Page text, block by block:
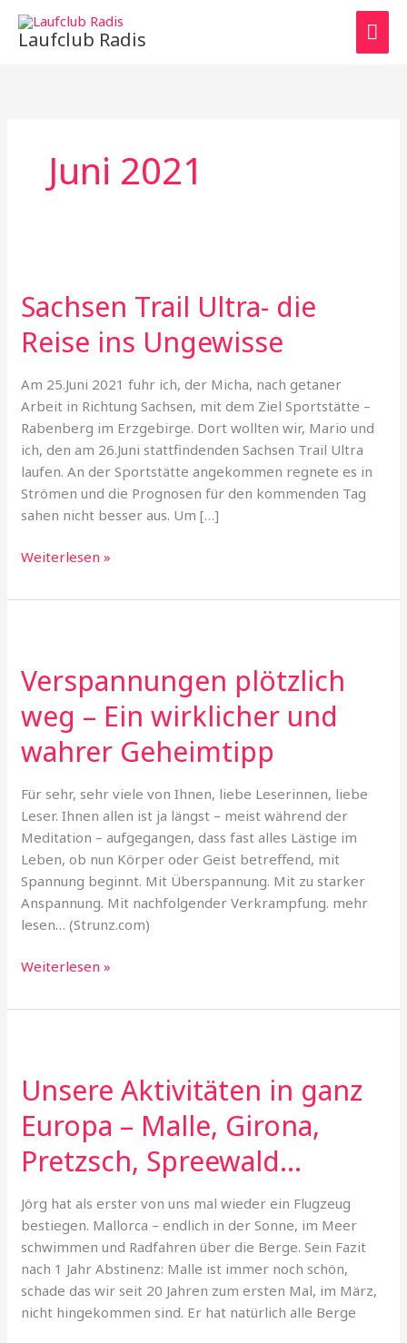
Zum
InhaltLaufclub Radis
Juni 2021
Sachsen Trail Ultra- die
Reise ins Ungewisse
Am 25.Juni 2021 fuhr ich, der Micha, nach getaner
Arbeit in Richtung Sachsen, mit dem Ziel Sportstätte –
Rabenberg im Erzgebirge. Dort wollten wir, Mario und
ich, den am 26.Juni stattfindenden Sachsen Trail Ultra
laufen. An der Sportstätte angekommen regnete es in
Strömen und die Prognosen für den kommenden Tag
sahen nicht besser aus. Um […]
Sachsen
Ultra-
Ungewisse
Weiterlesen »
Verspannungen plötzlich
weg – Ein wirklicher und
wahrer Geheimtipp
Für sehr, sehr viele von Ihnen, liebe Leserinnen, liebe
Leser. Ihnen allen ist ja längst – meist während der
Meditation – aufgegangen, dass fast alles Lästige im
Leben, ob nun Körper oder Geist betreffend, mit
Spannung beginnt. Mit Überspannung. Mit zu starker
Anspannung. Mit nachfolgender Verkrampfung. mehr
lesen… (Strunz.com)
Verspannungen
weg
und
wahrer
Geheimtipp
Weiterlesen »
Unsere Aktivitäten in ganz
Europa – Malle, Girona,
Pretzsch, Spreewald…
Jörg hat als erster von uns mal wieder ein Flugzeug
bestiegen. Mallorca – endlich in der Sonne, im Meer
schwimmen und Radfahren über die Berge. Sein Fazit
nach 1 Jahr Abstinenz: Malle ist immer noch schön,
schade das wir seit 20 Jahren zum ersten Mal, im März,
nicht hingekommen sind. Er hat natürlich alle Berge